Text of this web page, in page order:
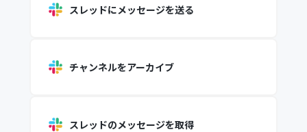
スレッドにメッセージを送る
チャンネルをアーカイブ
スレッドのメッセージを取得